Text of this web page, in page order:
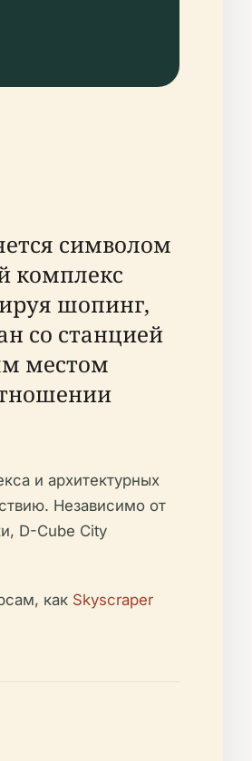
символом
комплекс
шопинг,
со станцией
местом
и архитектурных
Независимо от
D-Cube City
как Skyscraper